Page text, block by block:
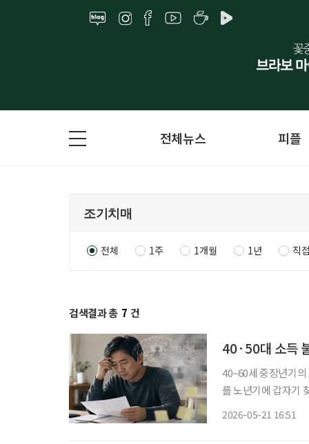
전체뉴스 피플
전체 1주 1개월 1년 직
검색결과 총 7 건
40·50대 소득
40~60세 중장년기
를 노년기에 갑자기
2026-05-21 16:51